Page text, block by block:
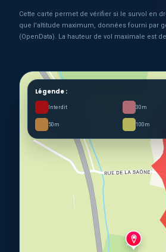
Cette carte permet de vérifier si le survol en
que l'altitude maximum, données fourni par
(OpenData). La hauteur de vol maximale est
Légende :
Interdit 30m
50m 100m